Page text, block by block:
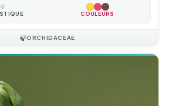
❄️
COULEURS
🍃ORCHIDACEAE